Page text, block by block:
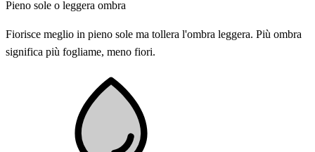
Pieno sole o leggera ombra
Fiorisce meglio in pieno sole ma tollera l'ombra leggera. Più ombra
significa più fogliame, meno fiori.